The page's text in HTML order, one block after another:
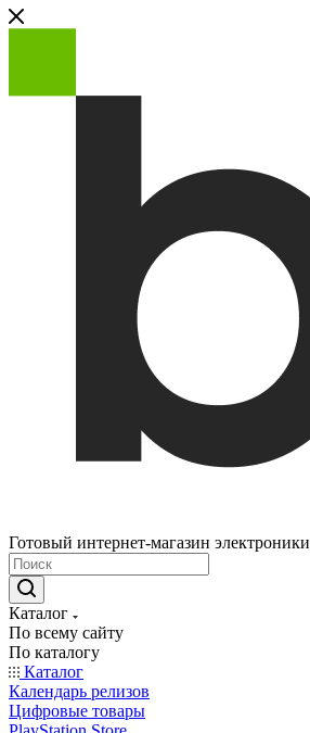
Готовый интернет-магазин электроники
Каталог
По всему сайту
По каталогу
Каталог
Календарь релизов
Цифровые товары